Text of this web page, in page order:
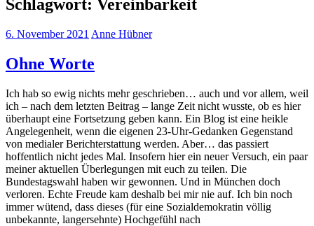
Schlagwort: Vereinbarkeit
6. November 2021 Anne Hübner
Ohne Worte
Ich hab so ewig nichts mehr geschrieben… auch und vor allem, weil
ich – nach dem letzten Beitrag – lange Zeit nicht wusste, ob es hier
überhaupt eine Fortsetzung geben kann. Ein Blog ist eine heikle
Angelegenheit, wenn die eigenen 23-Uhr-Gedanken Gegenstand
von medialer Berichterstattung werden. Aber… das passiert
hoffentlich nicht jedes Mal. Insofern hier ein neuer Versuch, ein paar
meiner aktuellen Überlegungen mit euch zu teilen. Die
Bundestagswahl haben wir gewonnen. Und in München doch
verloren. Echte Freude kam deshalb bei mir nie auf. Ich bin noch
immer wütend, dass dieses (für eine Sozialdemokratin völlig
unbekannte, langersehnte) Hochgefühl nach